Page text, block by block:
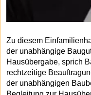
Zu diesem
der unabhängige
Hausübergabe, sprich
rechtzeitige
der unabhängigen